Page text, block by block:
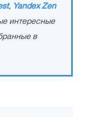
, Yandex Zen
интересные
в